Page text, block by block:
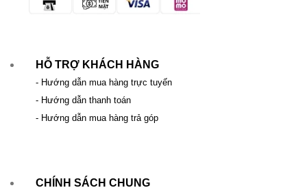
HỖ TRỢ KHÁCH HÀNG
- Hướng dẫn mua hàng trực tuyến
- Hướng dẫn thanh toán
- Hướng dẫn mua hàng trả góp
CHÍNH SÁCH CHUNG